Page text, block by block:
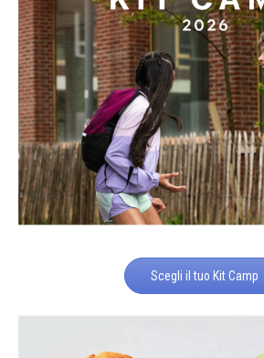
Scegli il tuo Kit Camp